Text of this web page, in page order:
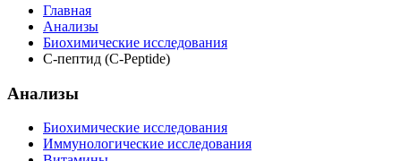
Главная
Анализы
Биохимические исследования
C-пептид (C-Peptide)
Анализы
Биохимические исследования
Иммунологические исследования